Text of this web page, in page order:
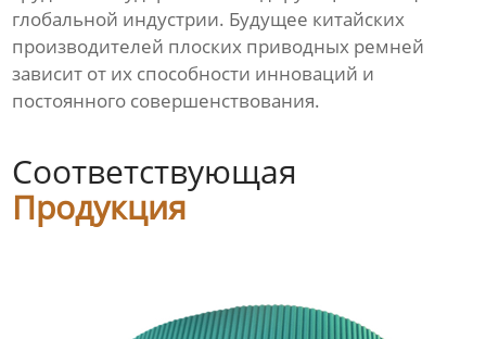
глобальной индустрии. Будущее китайских
производителей плоских приводных ремней
зависит от их способности инноваций и
постоянного совершенствования.
Соответствующая
Продукция